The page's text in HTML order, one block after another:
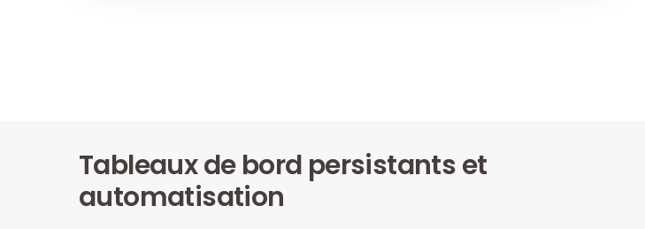
Tableaux de bord persistants et
automatisation